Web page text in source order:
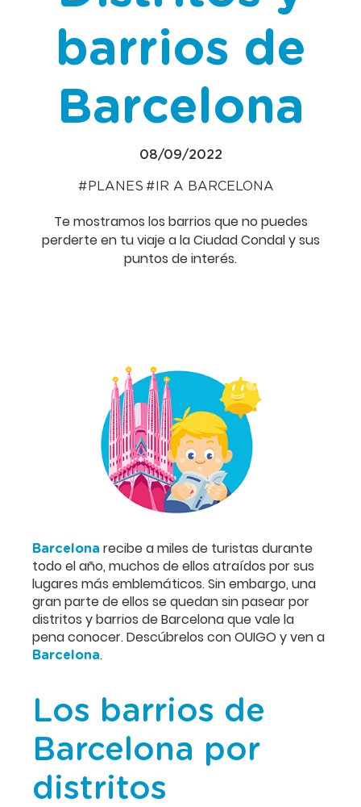
barrios de
Barcelona
08/09/2022
PLANES IR A BARCELONA
Te mostramos los barrios que no puedes
perderte en tu viaje a la Ciudad Condal y sus
puntos de interés.
Barcelona recibe a miles de turistas durante
todo el año, muchos de ellos atraídos por sus
lugares más emblemáticos. Sin embargo, una
gran parte de ellos se quedan sin pasear por
distritos y barrios de Barcelona que vale la
pena conocer. Descúbrelos con OUIGO y ven a
Barcelona.
Los barrios de
Barcelona por
distritos